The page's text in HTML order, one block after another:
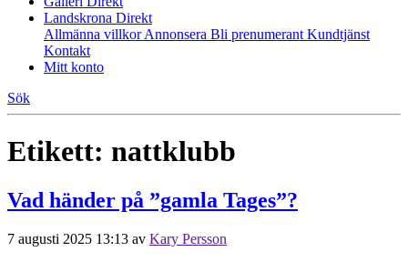
Landskrona Direkt
Allmänna villkorAnnonsera Bli prenumerant Kundtjänst
Kontakt
Mitt konto
Sök
Etikett: nattklubb
Vad händer på ”gamla Tages”?
7 augusti 2025 13:13 av Kary Persson